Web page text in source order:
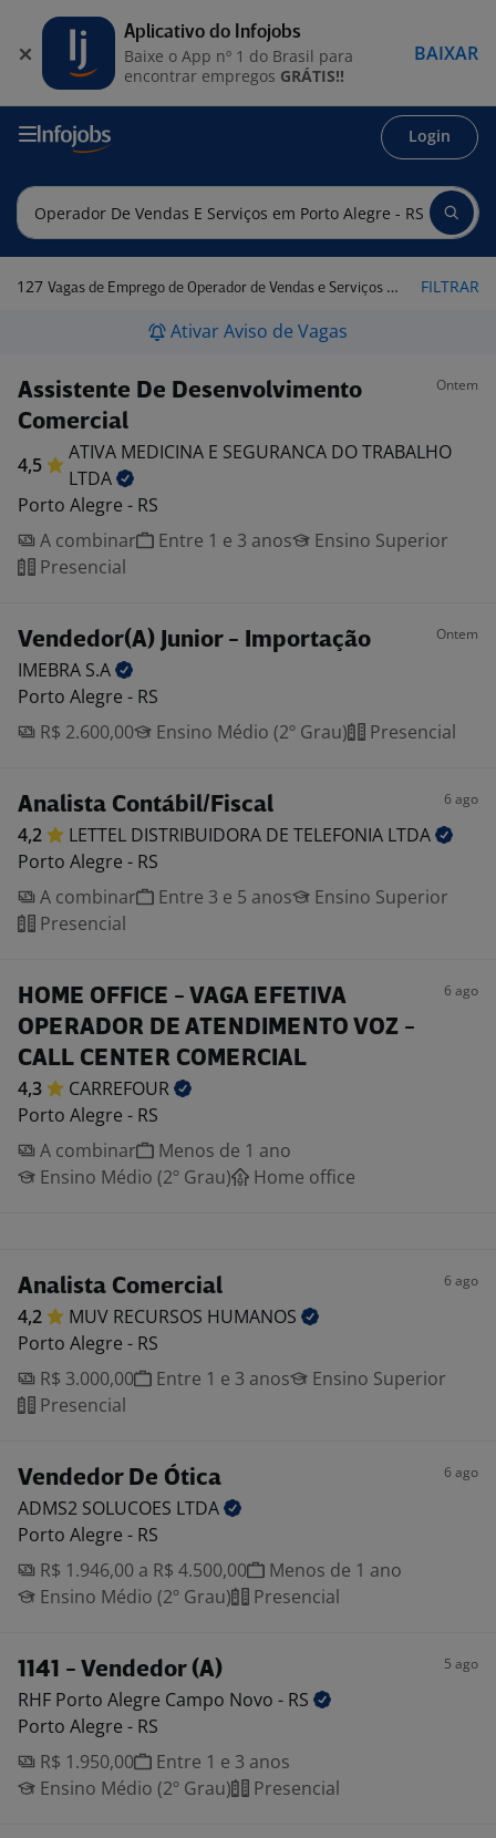
Login
127 Vagas de Emprego de Operador de Vendas e Serviços em Porto Alegre - RS FILTRAR
Ativar Aviso de Vagas
Assistente De Desenvolvimento
Comercial
Ontem
4,5
ATIVA MEDICINA E SEGURANCA DO TRABALHO
LTDA
Porto Alegre - RS
A combinar
Entre 1 e 3 anos
Ensino Superior
Presencial
Vendedor(A) Junior - Importação Ontem
IMEBRA S.A
Porto Alegre - RS
R$ 2.600,00
Ensino Médio (2º Grau) Presencial
Analista Contábil/Fiscal 6 ago
4,2 LETTEL DISTRIBUIDORA DE TELEFONIA LTDA
Porto Alegre - RS
A combinar
Entre 3 e 5 anos
Ensino Superior
Presencial
HOME OFFICE - VAGA EFETIVA
OPERADOR DE ATENDIMENTO VOZ -
CALL CENTER COMERCIAL
6 ago
4,3
CARREFOUR
Porto Alegre - RS
A combinar
Menos de 1 ano
Ensino Médio (2º Grau)
Home office
Analista Comercial 6 ago
4,2 MUV RECURSOS HUMANOS
Porto Alegre - RS
R$ 3.000,00
Entre 1 e 3 anos
Ensino Superior
Presencial
Vendedor De Ótica 6 ago
ADMS2 SOLUCOES LTDA
Porto Alegre - RS
R$ 1.946,00 a R$ 4.500,00
Menos de 1 ano
Ensino Médio (2º Grau)
Presencial
1141 - Vendedor (A) 5 ago
RHF Porto Alegre Campo Novo - RS
Porto Alegre - RS
R$ 1.950,00
Entre 1 e 3 anos
Ensino Médio (2º Grau)
Presencial
Aplicativo do Infojobs
Baixe o App nº 1 do Brasil para
encontrar empregos GRÁTIS!!
BAIXAR